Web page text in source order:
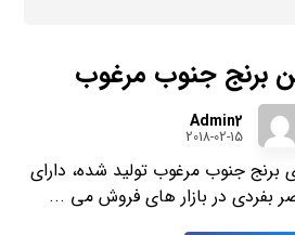
برنج جنوب مرغوب
Admin2
2018-02-15
برنج جنوب مرغوب تولید شده، دارای
بفردی در بازار های فروش می ...